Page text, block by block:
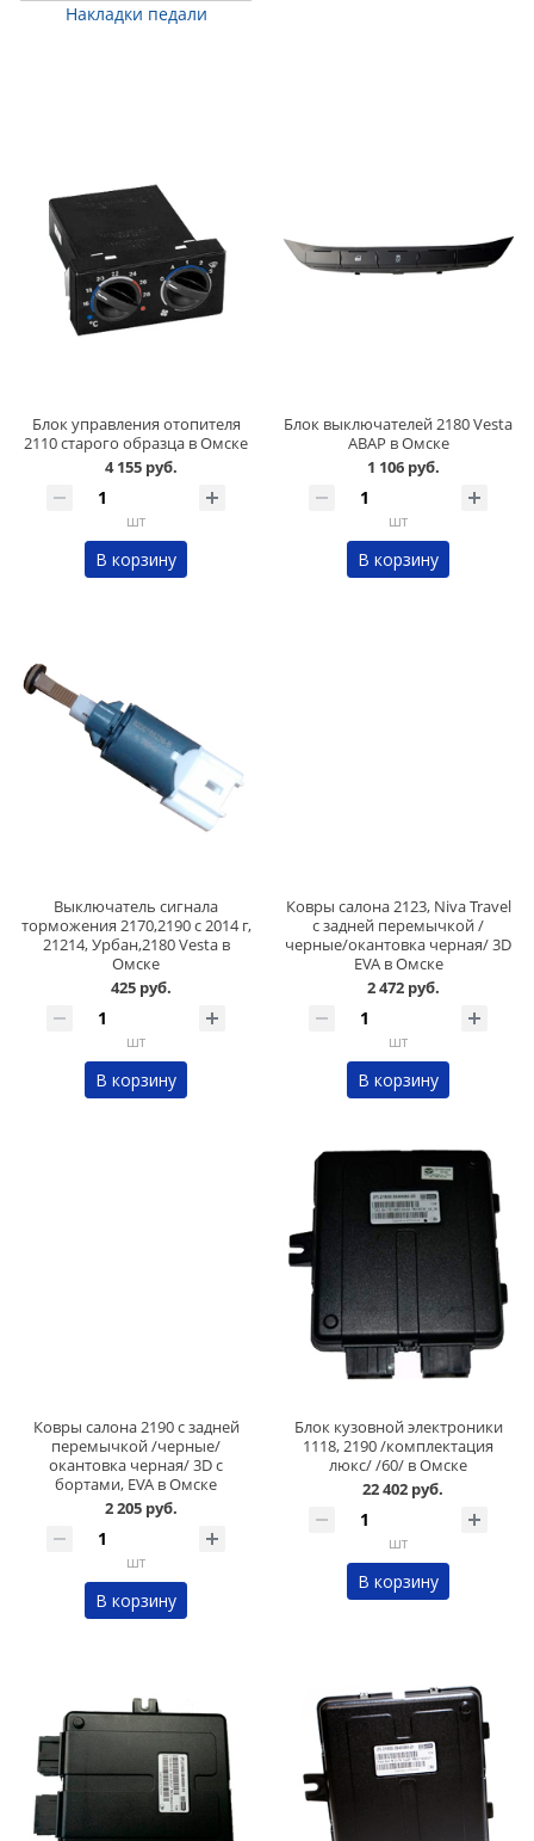
Накладки педали
Блок управления отопителя
2110 старого образца в Омске
4 155 руб.
шт
В корзину
Блок выключателей 2180 Vesta
АВАР в Омске
1 106 руб.
шт
В корзину
Выключатель сигнала
торможения 2170,2190 с 2014 г,
21214, Урбан,2180 Vesta в
Омске
425 руб.
шт
В корзину
Ковры салона 2123, Niva Travel
с задней перемычкой /
черные/окантовка черная/ 3D
EVA в Омске
2 472 руб.
шт
В корзину
Ковры салона 2190 с задней
перемычкой /черные/
окантовка черная/ 3D с
бортами, EVA в Омске
2 205 руб.
шт
В корзину
Блок кузовной электроники
1118, 2190 /комплектация
люкс/ /60/ в Омске
22 402 руб.
шт
В корзину